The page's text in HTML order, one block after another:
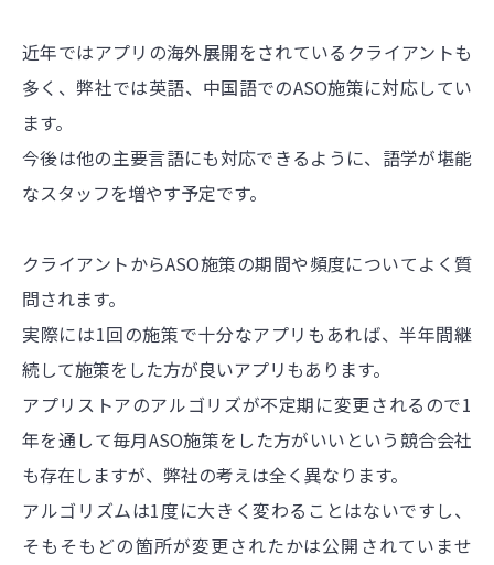
近年ではアプリの海外展開をされているクライアントも
多く、弊社では英語、中国語でのASO施策に対応してい
ます。
今後は他の主要言語にも対応できるように、語学が堪能
なスタッフを増やす予定です。
クライアントからASO施策の期間や頻度についてよく質
問されます。
実際には1回の施策で十分なアプリもあれば、半年間継
続して施策をした方が良いアプリもあります。
アプリストアのアルゴリズが不定期に変更されるので1
年を通して毎月ASO施策をした方がいいという競合会社
も存在しますが、弊社の考えは全く異なります。
アルゴリズムは1度に大きく変わることはないですし、
そもそもどの箇所が変更されたかは公開されていませ